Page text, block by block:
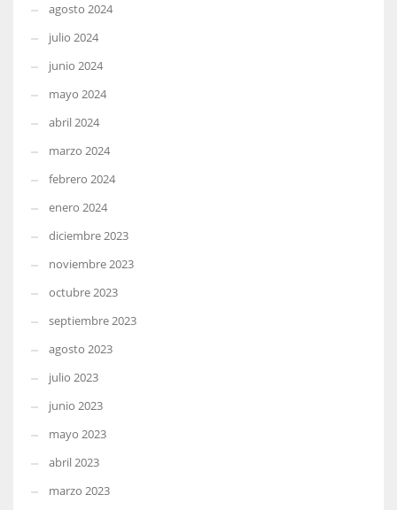
agosto 2024
julio 2024
junio 2024
mayo 2024
abril 2024
marzo 2024
febrero 2024
enero 2024
diciembre 2023
noviembre 2023
octubre 2023
septiembre 2023
agosto 2023
julio 2023
junio 2023
mayo 2023
abril 2023
marzo 2023